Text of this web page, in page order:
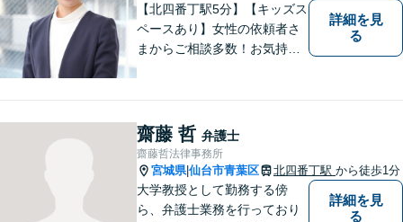
【北四番丁駅5分】【キッズス
ペースあり】女性の依頼者さ
まからご相談多数！お気持ち
料請求／親権・養育費【労働
問題】マタハラなど女性特有
のトラブルに迅速に対応【初
回相談無料】
詳細を見
る
齋藤 哲 弁護士
齋藤哲法律事務所
宮城県|仙台市青葉区 北四番丁駅 から徒歩1分
大学教授として勤務する傍
ら、弁護士業務を行っており
詳細を見
る